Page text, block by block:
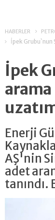
HABERLER
İpek Grubu`nun
İpek
Enerji
AŞ'nin
adet
tanındı.